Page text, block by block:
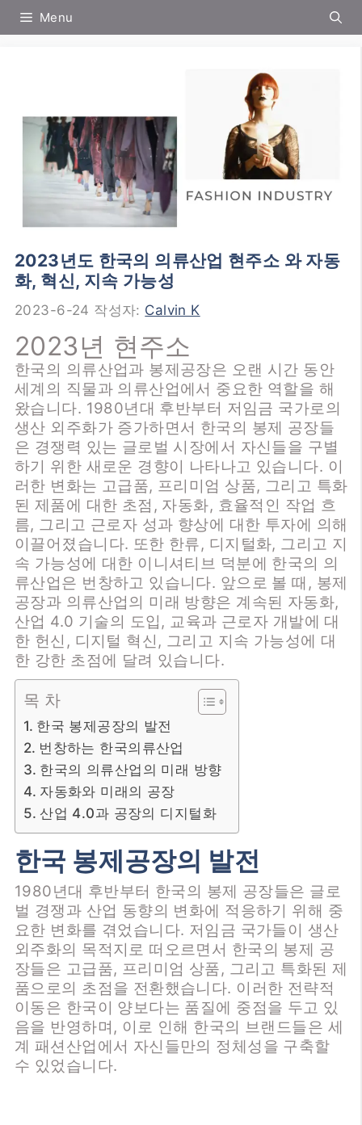
Menu
2023년도 한국의 의류산업 현주소 와 자동
화, 혁신, 지속 가능성
2023-6-24 작성자: Calvin K
2023년 현주소
한국의 의류산업과 봉제공장은 오랜 시간 동안
세계의 직물과 의류산업에서 중요한 역할을 해
왔습니다. 1980년대 후반부터 저임금 국가로의
생산 외주화가 증가하면서 한국의 봉제 공장들
은 경쟁력 있는 글로벌 시장에서 자신들을 구별
하기 위한 새로운 경향이 나타나고 있습니다. 이
러한 변화는 고급품, 프리미엄 상품, 그리고 특화
된 제품에 대한 초점, 자동화, 효율적인 작업 흐
름, 그리고 근로자 성과 향상에 대한 투자에 의해
이끌어졌습니다. 또한 한류, 디지털화, 그리고 지
속 가능성에 대한 이니셔티브 덕분에 한국의 의
류산업은 번창하고 있습니다. 앞으로 볼 때, 봉제
공장과 의류산업의 미래 방향은 계속된 자동화,
산업 4.0 기술의 도입, 교육과 근로자 개발에 대
한 헌신, 디지털 혁신, 그리고 지속 가능성에 대
한 강한 초점에 달려 있습니다.
목 차
한국 봉제공장의 발전
번창하는 한국의류산업
한국의 의류산업의 미래 방향
자동화와 미래의 공장
산업 4.0과 공장의 디지털화
한국 봉제공장의 발전
1980년대 후반부터 한국의 봉제 공장들은 글로
벌 경쟁과 산업 동향의 변화에 적응하기 위해 중
요한 변화를 겪었습니다. 저임금 국가들이 생산
외주화의 목적지로 떠오르면서 한국의 봉제 공
장들은 고급품, 프리미엄 상품, 그리고 특화된 제
품으로의 초점을 전환했습니다. 이러한 전략적
이동은 한국이 양보다는 품질에 중점을 두고 있
음을 반영하며, 이로 인해 한국의 브랜드들은 세
계 패션산업에서 자신들만의 정체성을 구축할
수 있었습니다.